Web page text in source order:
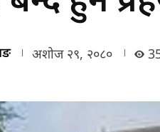
अशोज २९, २०८०